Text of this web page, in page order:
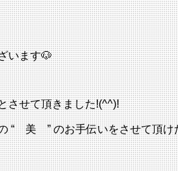
います🐶
させて頂きました!(^^)!
“ 美 ” のお手伝いをさせて頂